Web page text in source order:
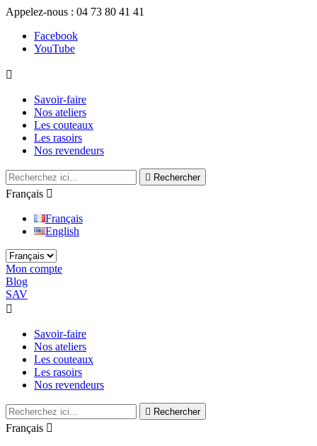
Appelez-nous : 04 73 80 41 41
Facebook
YouTube

Savoir-faire
Nos ateliers
Les couteaux
Les rasoirs
Nos revendeurs
 Rechercher
Français 
Français
English
Mon compte
Blog
SAV

Savoir-faire
Nos ateliers
Les couteaux
Les rasoirs
Nos revendeurs
 Rechercher
Français 